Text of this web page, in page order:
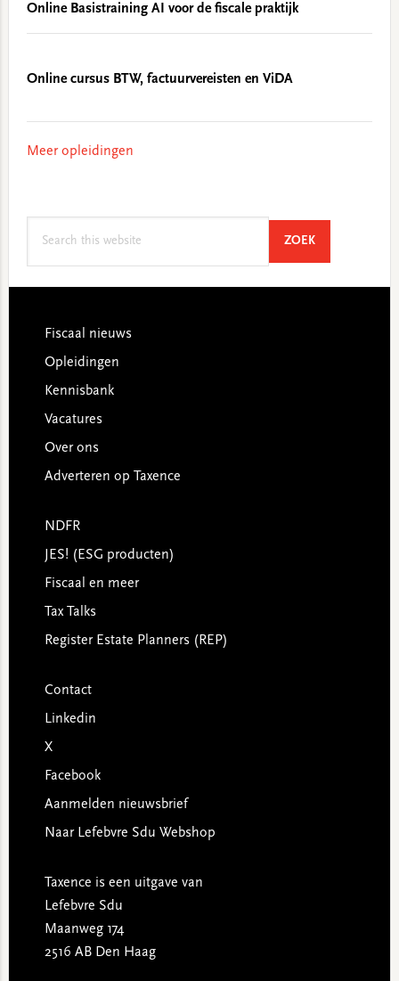
Online Basistraining AI voor de fiscale praktijk
Online cursus BTW, factuurvereisten en ViDA
Meer opleidingen
ZOEKSEARCH
Footer
Fiscaal nieuws
Opleidingen
Kennisbank
Vacatures
Over ons
Adverteren op Taxence
NDFR
JES! (ESG producten)
Fiscaal en meer
Tax Talks
Register Estate Planners (REP)
Contact
Linkedin
X
Facebook
Aanmelden nieuwsbrief
Naar Lefebvre Sdu Webshop
Taxence is een uitgave van
Lefebvre Sdu
Maanweg 174
2516 AB Den Haag